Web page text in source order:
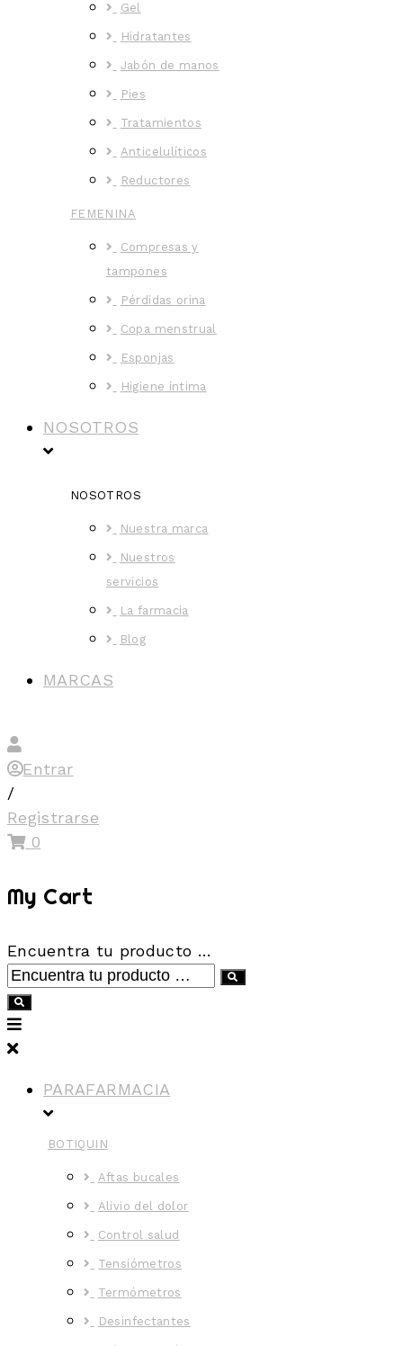
Gel
Hidratantes
Jabón de manos
Pies
Tratamientos
Anticelulíticos
Reductores
FEMENINA
Compresas y
tampones
Pérdidas orina
Copa menstrual
Esponjas
Higiene íntima
NOSOTROS
NOSOTROS
Nuestra marca
Nuestros
servicios
La farmacia
Blog
MARCAS
Entrar
/
Registrarse
0
My Cart
Encuentra tu producto …
PARAFARMACIA
BOTIQUIN
Aftas bucales
Alivio del dolor
Control salud
Tensiómetros
Termómetros
Desinfectantes